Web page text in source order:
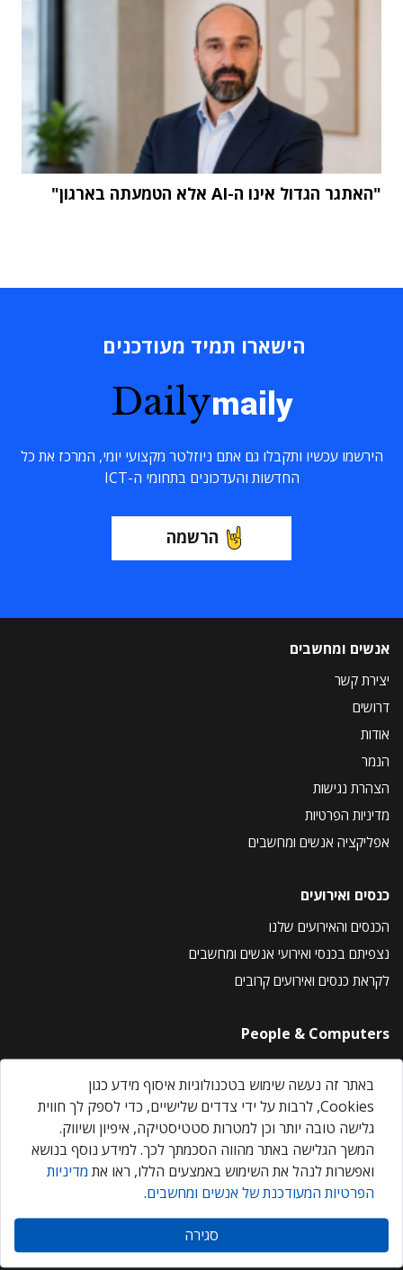
"האתגר הגדול אינו ה-AI אלא הטמעתה בארגון"
הישארו תמיד מעודכנים
Dailymaily
הירשמו עכשיו ותקבלו גם אתם ניוזלטר מקצועי יומי, המרכז את כל
החדשות והעדכונים בתחומי ה-ICT
הרשמה
אנשים ומחשבים
יצירת קשר
דרושים
אודות
הנמר
הצהרת נגישות
מדיניות הפרטיות
אפליקציה אנשים ומחשבים
כנסים ואירועים
הכנסים והאירועים שלנו
נצפיתם בכנסי ואירועי אנשים ומחשבים
לקראת כנסים ואירועים קרובים
People & Computers
About Us
Privacy Policy
Contact Us
Our Events
אנשים ומחשבים © 2026 – כל הזכויות שמורות
באתר זה נעשה שימוש בטכנולוגיות איסוף מידע כגון
Cookies, לרבות על ידי צדדים שלישיים, כדי לספק לך חווית
גלישה טובה יותר וכן למטרות סטטיסטיקה, איפיון ושיווק.
המשך הגלישה באתר מהווה הסכמתך לכך. למידע נוסף בנושא
ואפשרות לנהל את השימוש באמצעים הללו, ראו את מדיניות
הפרטיות המעודכנת של אנשים ומחשבים.
סגירה